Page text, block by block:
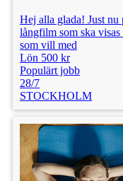
Hej alla glada! Just nu
långfilm som ska
som vill med
Lön 500 kr
Populärt jobb
28/7
STOCKHOLM